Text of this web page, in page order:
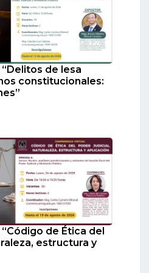
de lesa
constitucionales:
de Ética del
estructura y